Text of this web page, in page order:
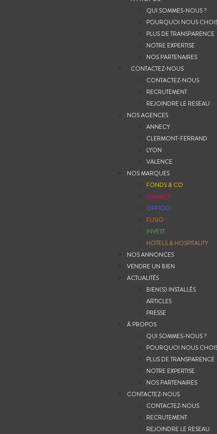
QUI SOMMES-NOUS ?
POURQUOI NOUS
PLUS DE TRANSPARENCE
NOTRE EXPERTISE
NOS PARTENAIRES
CONTACTEZ-NOUS
CONTACTEZ-NOUS
RECRUTEMENT
REJOINDRE LE RESEAU
NOS AGENCES
ANNECY
CLERMONT-FERRAND
LYON
VALENCE
NOS MARQUES
FONDS & CO
LUMMIO
OFFICIO
FUSIO
INVEST
HOTELS & HOSPITALITY
NOS ANNONCES
VENDRE UN BIEN
ACTUALITÉS
BIEN(S) INSTALLÉS
ARTICLES
PRESSE
À PROPOS
QUI SOMMES-NOUS ?
POURQUOI NOUS
PLUS DE TRANSPARENCE
NOTRE EXPERTISE
NOS PARTENAIRES
CONTACTEZ-NOUS
CONTACTEZ-NOUS
RECRUTEMENT
REJOINDRE LE RESEAU